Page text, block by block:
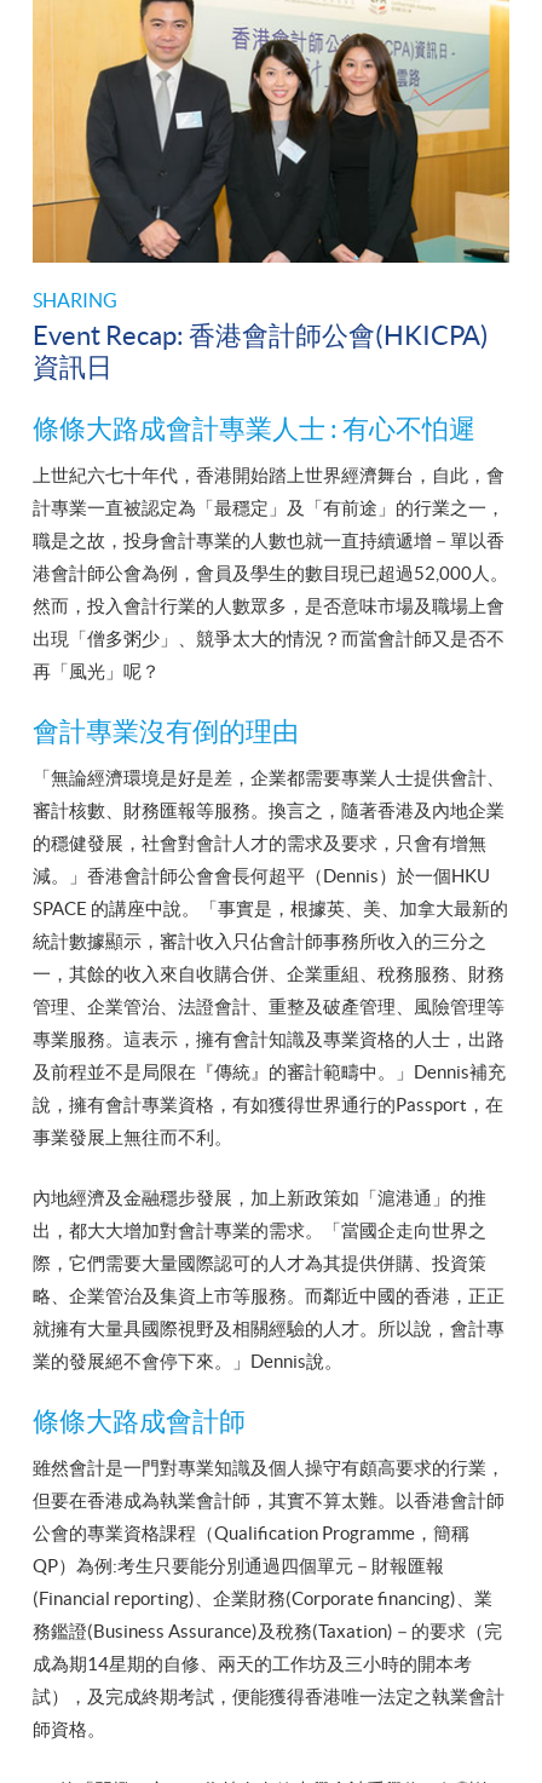
SHARING
Event Recap: 香港會計師公會(HKICPA)
資訊日
條條大路成會計專業人士 : 有心不怕遲
上世紀六七十年代，香港開始踏上世界經濟舞台，自此，會
計專業一直被認定為「最穩定」及「有前途」的行業之一，
職是之故，投身會計專業的人數也就一直持續遞增－單以香
港會計師公會為例，會員及學生的數目現已超過52,000人。
然而，投入會計行業的人數眾多，是否意味市場及職場上會
出現「僧多粥少」、競爭太大的情況？而當會計師又是否不
再「風光」呢？
會計專業沒有倒的理由
「無論經濟環境是好是差，企業都需要專業人士提供會計、
審計核數、財務匯報等服務。換言之，隨著香港及內地企業
的穩健發展，社會對會計人才的需求及要求，只會有增無
減。」香港會計師公會會長何超平（Dennis）於一個HKU
SPACE 的講座中說。「事實是，根據英、美、加拿大最新的
統計數據顯示，審計收入只佔會計師事務所收入的三分之
一，其餘的收入來自收購合併、企業重組、稅務服務、財務
管理、企業管治、法證會計、重整及破產管理、風險管理等
專業服務。這表示，擁有會計知識及專業資格的人士，出路
及前程並不是局限在『傳統』的審計範疇中。」Dennis補充
說，擁有會計專業資格，有如獲得世界通行的Passport，在
事業發展上無往而不利。
內地經濟及金融穩步發展，加上新政策如「滬港通」的推
出，都大大增加對會計專業的需求。「當國企走向世界之
際，它們需要大量國際認可的人才為其提供併購、投資策
略、企業管治及集資上市等服務。而鄰近中國的香港，正正
就擁有大量具國際視野及相關經驗的人才。所以說，會計專
業的發展絕不會停下來。」Dennis說。
條條大路成會計師
雖然會計是一門對專業知識及個人操守有頗高要求的行業，
但要在香港成為執業會計師，其實不算太難。以香港會計師
公會的專業資格課程（Qualification Programme，簡稱
QP）為例:考生只要能分別通過四個單元－財報匯報
(Financial reporting)、企業財務(Corporate financing)、業
務鑑證(Business Assurance)及稅務(Taxation)－的要求（完
成為期14星期的自修、兩天的工作坊及三小時的開本考
試），及完成終期考試，便能獲得香港唯一法定之執業會計
師資格。